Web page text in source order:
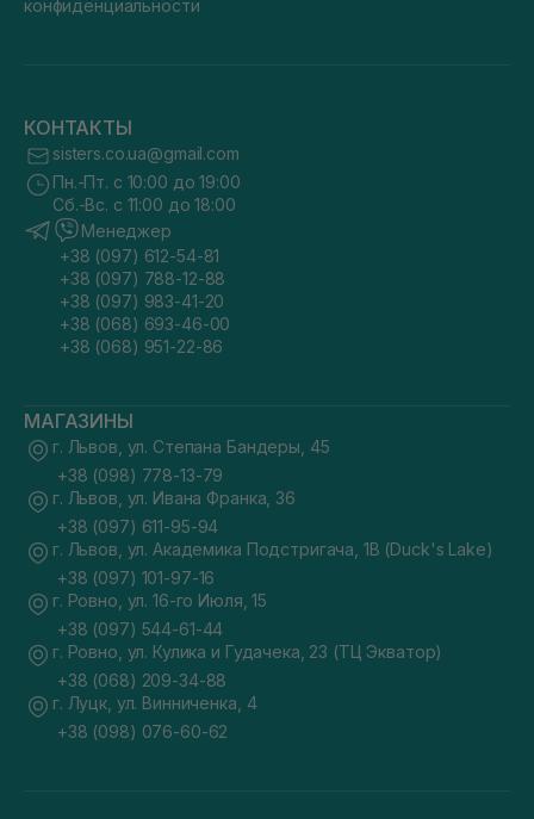
конфиденциальности
КОНТАКТЫ
sisters.co.ua@gmail.com
Пн.-Пт. с 10:00 до 19:00
Сб.-Вс. с 11:00 до 18:00
Менеджер
+38 (097) 612-54-81
+38 (097) 788-12-88
+38 (097) 983-41-20
+38 (068) 693-46-00
+38 (068) 951-22-86
МАГАЗИНЫ
г. Львов, ул. Степана Бандеры, 45
+38 (098) 778-13-79
г. Львов, ул. Ивана Франка, 36
+38 (097) 611-95-94
г. Львов, ул. Академика Подстригача, 1В (Duck's Lake)
+38 (097) 101-97-16
г. Ровно, ул. 16-го Июля, 15
+38 (097) 544-61-44
г. Ровно, ул. Кулика и Гудачека, 23 (ТЦ Экватор)
+38 (068) 209-34-88
г. Луцк, ул. Винниченка, 4
+38 (098) 076-60-62